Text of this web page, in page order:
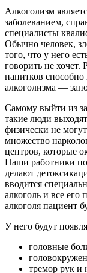
Алкоголизм
заболеванием,
специалисты
Обычно человек,
того, что у него
говорить не хочет.
напитков
алкоголизма —
Самому выйти из
такие люди
физически не
множество
центров, которые
Наши работники
делают
вводится
алкоголь и все его
алкоголя пациент
У него будут
головные
тремор рук и